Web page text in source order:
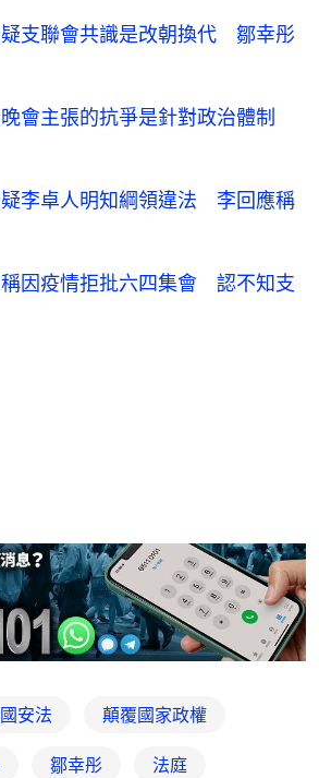
支聯會共識是改朝換代 鄒幸彤
會主張的抗爭是針對政治體制
李卓人明知綱領違法 李回應稱
因疫情拒批六四集會 認不知支
安法 顛覆國家政權
鄒幸彤 法庭